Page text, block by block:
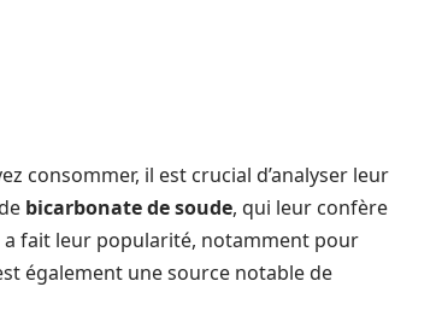
consommer, il est crucial d’analyser leur
bicarbonate de soude, qui leur confère
a fait leur popularité, notamment pour
également une source notable de